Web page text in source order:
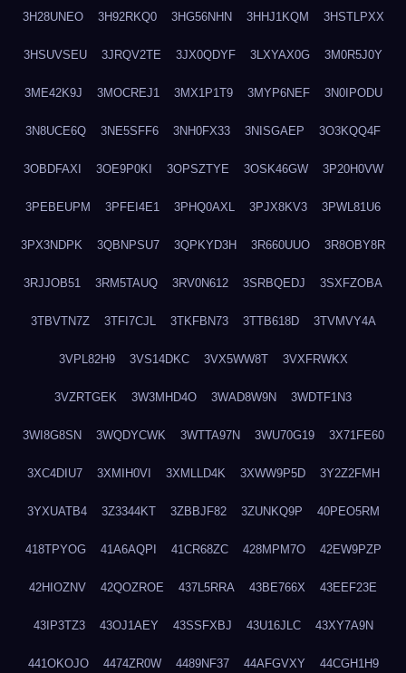
3H28UNEO 3H92RKQ0 3HG56NHN 3HHJ1KQM 3HSTLPXX
3HSUVSEU 3JRQV2TE 3JX0QDYF 3LXYAX0G 3M0R5J0Y
3ME42K9J 3MOCREJ1 3MX1P1T9 3MYP6NEF 3N0IPODU
3N8UCE6Q 3NE5SFF6 3NH0FX33 3NISGAEP 3O3KQQ4F
3OBDFAXI 3OE9P0KI 3OPSZTYE 3OSK46GW 3P20H0VW
3PEBEUPM 3PFEI4E1 3PHQ0AXL 3PJX8KV3 3PWL81U6
3PX3NDPK 3QBNPSU7 3QPKYD3H 3R660UUO 3R8OBY8R
3RJJOB51 3RM5TAUQ 3RV0N612 3SRBQEDJ 3SXFZOBA
3TBVTN7Z 3TFI7CJL 3TKFBN73 3TTB618D 3TVMVY4A
3VPL82H9 3VS14DKC 3VX5WW8T 3VXFRWKX
3VZRTGEK 3W3MHD4O 3WAD8W9N 3WDTF1N3
3WI8G8SN 3WQDYCWK 3WTTA97N 3WU70G19 3X71FE60
3XC4DIU7 3XMIH0VI 3XMLLD4K 3XWW9P5D 3Y2Z2FMH
3YXUATB4 3Z3344KT 3ZBBJF82 3ZUNKQ9P 40PEO5RM
418TPYOG 41A6AQPI 41CR68ZC 428MPM7O 42EW9PZP
42HIOZNV 42QOZROE 437L5RRA 43BE766X 43EEF23E
43IP3TZ3 43OJ1AEY 43SSFXBJ 43U16JLC 43XY7A9N
441OKOJO 4474ZR0W 4489NF37 44AFGVXY 44CGH1H9